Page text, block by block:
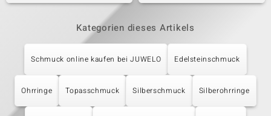
Kategorien dieses Artikels
Schmuck online kaufen bei JUWELO Edelsteinschmuck
Ohrringe Topasschmuck Silberschmuck Silberohrringe